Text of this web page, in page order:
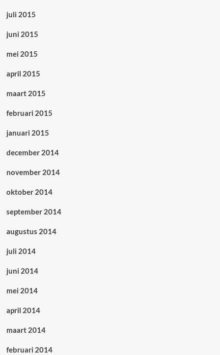
juli 2015
juni 2015
mei 2015
april 2015
maart 2015
februari 2015
januari 2015
december 2014
november 2014
oktober 2014
september 2014
augustus 2014
juli 2014
juni 2014
mei 2014
april 2014
maart 2014
februari 2014